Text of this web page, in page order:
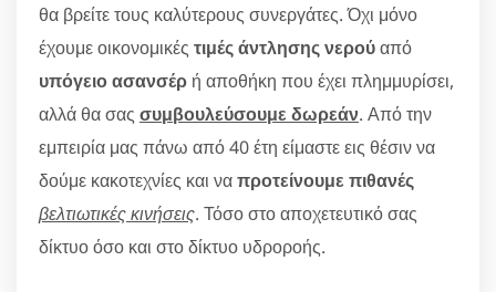
θα βρείτε τους καλύτερους συνεργάτες. Όχι μόνο
έχουμε οικονομικές τιμές άντλησης νερούαπό
υπόγειο ασανσέρ ή αποθήκη που έχει πλημμυρίσει,
αλλά θα σας συμβουλεύσουμε δωρεάν. Από την
εμπειρία μας πάνω από 40 έτη είμαστε εις θέσιν να
δούμε κακοτεχνίες και ναπροτείνουμε πιθανές
βελτιωτικές κινήσεις. Τόσο στο αποχετευτικό σας
δίκτυο όσο και στο δίκτυο υδροροής.